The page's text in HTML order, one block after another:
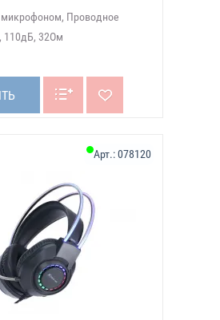
Проводное
110дБ, 32Ом
Арт.:078120